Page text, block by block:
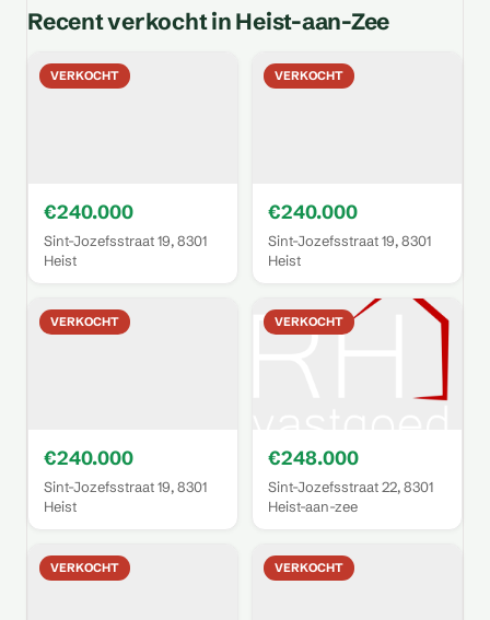
Recent verkocht in Heist-aan-Zee
VERKOCHT
€240.000
Sint-Jozefsstraat 19, 8301
Heist
VERKOCHT
€240.000
Sint-Jozefsstraat 19, 8301
Heist
VERKOCHT
€240.000
Sint-Jozefsstraat 19, 8301
Heist
VERKOCHT
€248.000
Sint-Jozefsstraat 22, 8301
Heist-aan-zee
VERKOCHT VERKOCHT